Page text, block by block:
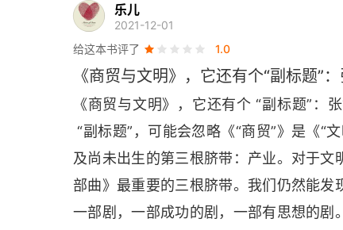
乐儿
2021-12-01
给这本书评了
1.0
《商贸与文明》，它还有个“副标题”
《商贸与文明》，它还有个 “副标题”：
“副标题”，可能会忽略《“商贸”》是《“
及尚未出生的第三根脐带：产业。对于
部曲》最重要的三根脐带。我们仍然能
一部剧，一部成功的剧，一部有思想的